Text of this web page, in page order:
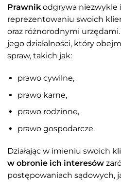
Prawnik odgrywa niezwykle
reprezentowaniu swoich
oraz różnorodnymi
jego działalności, który
spraw, takich jak:
prawo cywilne,
prawo karne,
prawo rodzinne,
prawo gospodarcze.
Działając w imieniu swoich
w obronie ich interesów
postępowaniach sądowych,